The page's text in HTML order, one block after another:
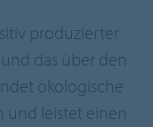
produzierter
das über den
ökologische
und leistet einen